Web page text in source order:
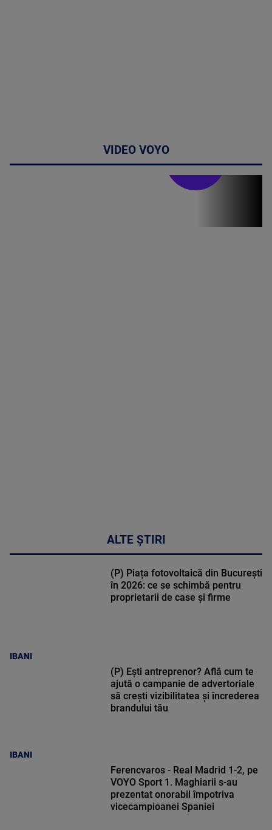
VIDEO VOYO
ALTE ȘTIRI
IBANI
(P) Piața fotovoltaică din București
în 2026: ce se schimbă pentru
proprietarii de case și firme
IBANI
(P) Ești antreprenor? Află cum te
ajută o campanie de advertoriale
să crești vizibilitatea și încrederea
brandului tău
Ferencvaros - Real Madrid 1-2, pe
VOYO Sport 1. Maghiarii s-au
prezentat onorabil împotriva
vicecampioanei Spaniei